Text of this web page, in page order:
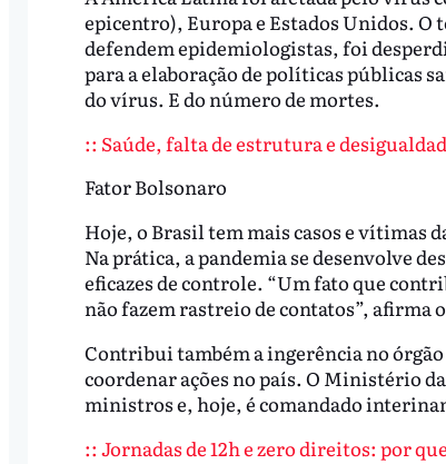
epicentro), Europa e Estados Unidos. O
defendem epidemiologistas, foi
para a elaboração de políticas públicas
do vírus. E do número de mortes.
:: Saúde, falta de estrutura e
Fator Bolsonaro
Hoje, o Brasil tem mais casos e vítimas
Na prática, a pandemia se desenvolve
eficazes de controle. “Um fato que
não fazem rastreio de contatos”,
Contribui também a ingerência no
coordenar ações no país. O Ministério
ministros e, hoje, é comandado
:: Jornadas de 12h e zero direitos: por